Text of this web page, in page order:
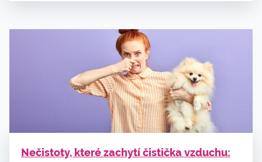
Nečistoty, které zachytí čistička vzduchu: